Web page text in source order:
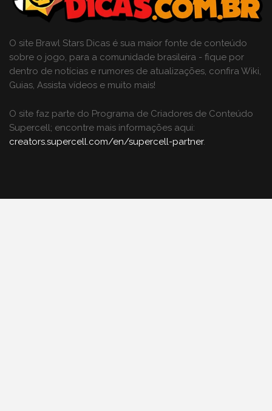
O site Brawl Stars Dicas é sua maior fonte de conteúdo
sobre o jogo, para a comunidade brasileira - fique por
dentro de notícias e rumores de atualizações, confira Wiki,
Guias, Assista vídeos e muito mais!
O site faz parte do Programa de Criadores de Conteúdo
Supercell; encontre mais informações aqui:
creators.supercell.com/en/supercell-partner.